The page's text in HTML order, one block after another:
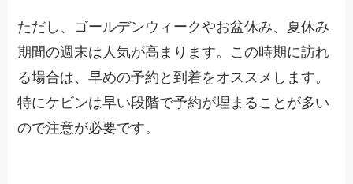
ただし、ゴールデンウィークやお盆休み、夏休み
期間の週末は人気が高まります。この時期に訪れ
る場合は、早めの予約と到着をオススメします。
特にケビンは早い段階で予約が埋まることが多い
ので注意が必要です。